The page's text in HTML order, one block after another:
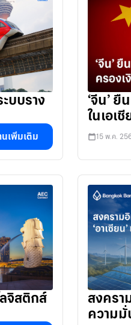
บบราง
นเพิ่มเติม
‘จีน’
ในเอเชี
15 พ.ค.
จิสติกส์
สงครา
ความ